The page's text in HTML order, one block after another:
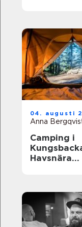
04. augusti
Anna
Camping i
Havsnära